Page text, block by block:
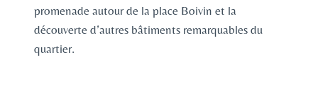
promenade autour de la place Boivin et la
découverte d’autres bâtiments remarquables du
quartier.